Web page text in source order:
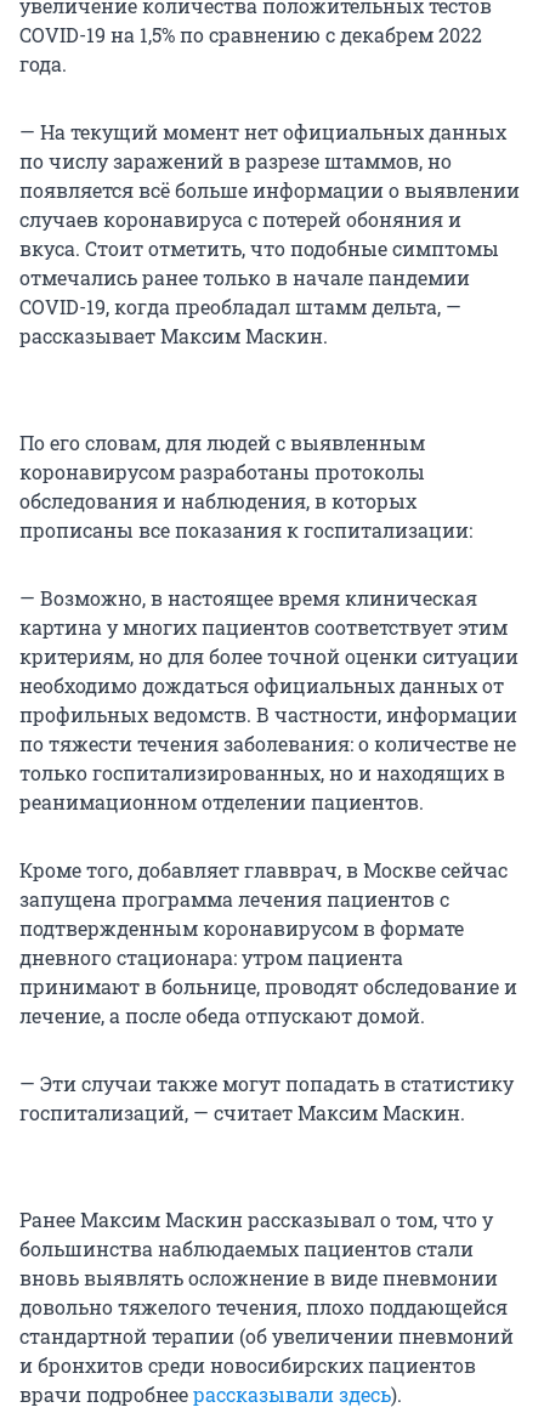
COVID-19 на 1,5% по сравнению с декабрем 2022
года.
— На текущий момент нет официальных данных
по числу заражений в разрезе штаммов, но
появляется всё больше информации о выявлении
случаев коронавируса с потерей обоняния и
вкуса. Стоит отметить, что подобные симптомы
отмечались ранее только в начале пандемии
COVID-19, когда преобладал штамм дельта, —
рассказывает Максим Маскин.
По его словам, для людей с выявленным
коронавирусом разработаны протоколы
обследования и наблюдения, в которых
прописаны все показания к госпитализации:
— Возможно, в настоящее время клиническая
картина у многих пациентов соответствует этим
критериям, но для более точной оценки ситуации
необходимо дождаться официальных данных от
профильных ведомств. В частности, информации
по тяжести течения заболевания: о количестве не
только госпитализированных, но и находящих в
реанимационном отделении пациентов.
Кроме того, добавляет главврач, в Москве сейчас
запущена программа лечения пациентов с
подтвержденным коронавирусом в формате
дневного стационара: утром пациента
принимают в больнице, проводят обследование и
лечение, а после обеда отпускают домой.
— Эти случаи также могут попадать в статистику
госпитализаций, — считает Максим Маскин.
Ранее Максим Маскин рассказывал о том, что у
большинства наблюдаемых пациентов стали
вновь выявлять осложнение в виде пневмонии
довольно тяжелого течения, плохо поддающейся
стандартной терапии (об увеличении пневмоний
и бронхитов среди новосибирских пациентов
врачи подробнеерассказывали здесь).